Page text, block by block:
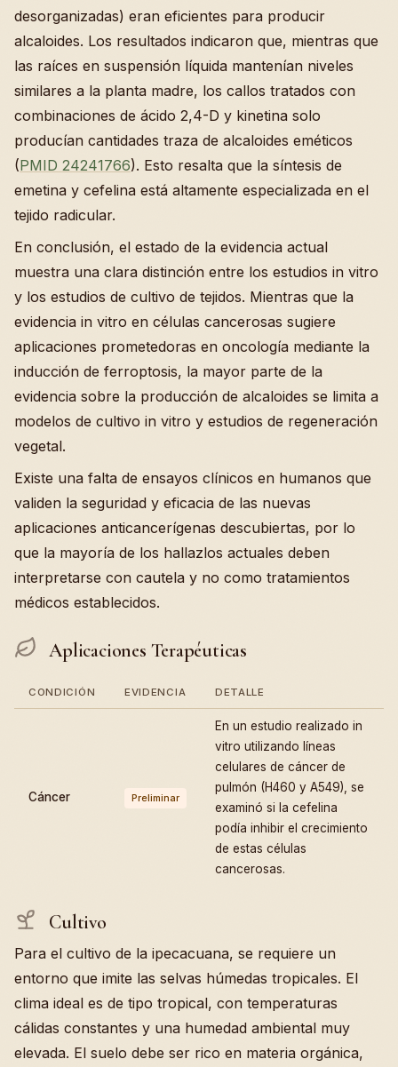
desorganizadas) eran eficientes para producir
alcaloides. Los resultados indicaron que, mientras que
las raíces en suspensión líquida mantenían niveles
similares a la planta madre, los callos tratados con
combinaciones de ácido 2,4-D y kinetina solo
producían cantidades traza de alcaloides eméticos
(PMID 24241766). Esto resalta que la síntesis de
emetina y cefelina está altamente especializada en el
tejido radicular.
En conclusión, el estado de la evidencia actual
muestra una clara distinción entre los estudios in vitro
y los estudios de cultivo de tejidos. Mientras que la
evidencia in vitro en células cancerosas sugiere
aplicaciones prometedoras en oncología mediante la
inducción de ferroptosis, la mayor parte de la
evidencia sobre la producción de alcaloides se limita a
modelos de cultivo in vitro y estudios de regeneración
vegetal.
Existe una falta de ensayos clínicos en humanos que
validen la seguridad y eficacia de las nuevas
aplicaciones anticancerígenas descubiertas, por lo
que la mayoría de los hallazlos actuales deben
interpretarse con cautela y no como tratamientos
médicos establecidos.
Aplicaciones Terapéuticas
CONDICIÓN EVIDENCIA DETALLE
Cáncer Preliminar
En un estudio realizado in
vitro utilizando líneas
celulares de cáncer de
pulmón (H460 y A549), se
examinó si la cefelina
podía inhibir el crecimiento
de estas células
cancerosas.
Cultivo
Para el cultivo de la ipecacuana, se requiere un
entorno que imite las selvas húmedas tropicales. El
clima ideal es de tipo tropical, con temperaturas
cálidas constantes y una humedad ambiental muy
elevada. El suelo debe ser rico en materia orgánica,